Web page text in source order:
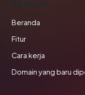
PRODUK
Beranda
Fitur
Cara kerja
Domain yang baru